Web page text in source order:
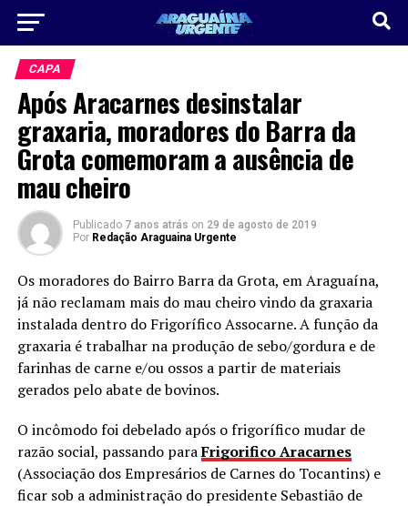
CAPA
Após Aracarnes desinstalar
graxaria, moradores do Barra da
Grota comemoram a ausência de
mau cheiro
Publicado 7 anos atrás on 29 de agosto de 2019
Por Redação Araguaina Urgente
Os moradores do Bairro Barra da Grota, em Araguaína,
já não reclamam mais do mau cheiro vindo da graxaria
instalada dentro do Frigorífico Assocarne. A função da
graxaria é trabalhar na produção de sebo/gordura e de
farinhas de carne e/ou ossos a partir de materiais
gerados pelo abate de bovinos.
O incômodo foi debelado após o frigorífico mudar de
razão social, passando paraFrigorifico Aracarnes
(Associação dos Empresários de Carnes do Tocantins) e
ficar sob a administração do presidente Sebastião de